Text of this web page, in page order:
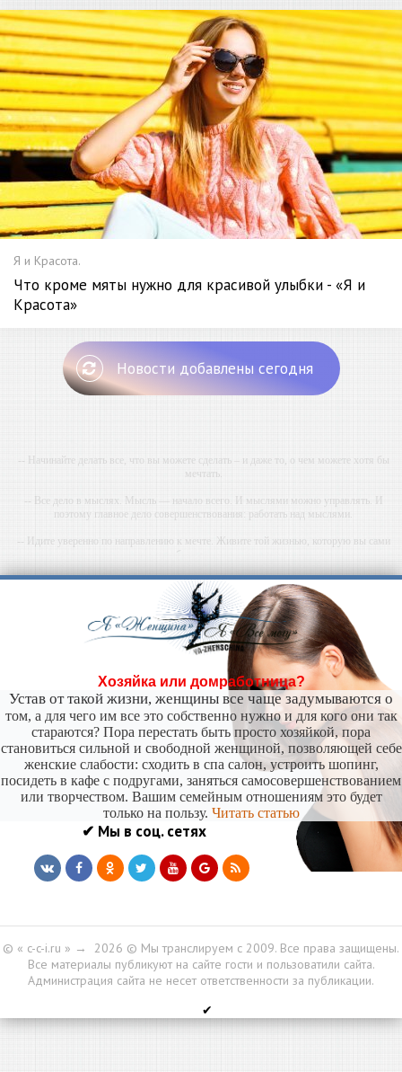
Я и Красота.
Что кроме мяты нужно для красивой улыбки - «Я и
Красота»
Новости добавлены сегодня
-- Начинайте делать все, что вы можете сделать – и даже то, о чем можете хотя бы
мечтать.
-- Все дело в мыслях. Мысль — начало всего. И мыслями можно управлять. И
поэтому главное дело совершенствования: работать над мыслями.
-- Идите уверенно по направлению к мечте. Живите той жизнью, которую вы сами
-- Самое большое богатство — это ум. Самая большая нищета — глупость. Из всех
страхов самый пугающий — самолюбование.
-- Лучшее, что можно сделать с хорошим советом, это пропустить его мимо ушей. Он
никогда не бывает полезен никому, кроме того, кто его дал.
-- Люблю давать советы и очень не люблю, когда их дают мне.
Хозяйка или домработница?
Устав от такой жизни, женщины все чаще задумываются о
том, а для чего им все это собственно нужно и для кого они так
стараются? Пора перестать быть просто хозяйкой, пора
становиться сильной и свободной женщиной, позволяющей себе
женские слабости: сходить в спа салон, устроить шопинг,
посидеть в кафе с подругами, заняться самосовершенствованием
или творчеством. Вашим семейным отношениям это будет
только на пользу. Читать статью
✔ Мы в соц. сетях
© « c-c-i.ru » → 2026 © Мы транслируем с 2009. Все права защищены.
Все материалы публикуют на сайте гости и пользоватили сайта.
Администрация сайта не несет ответственности за публикации.
✔